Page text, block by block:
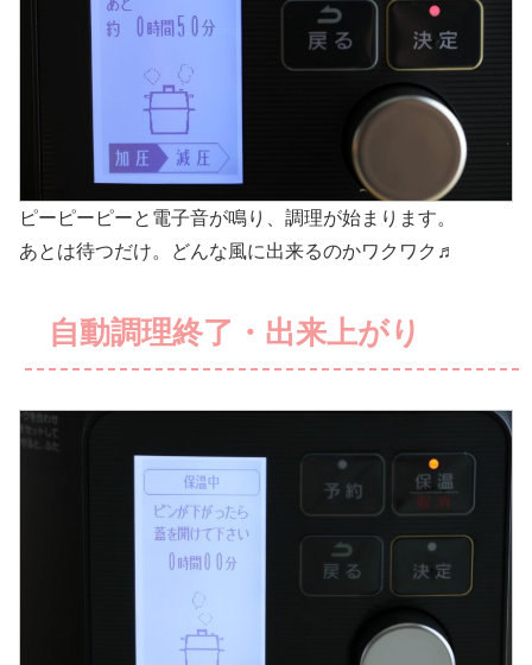
ピーピーピーと電子音が鳴り、調理が始まります。
あとは待つだけ。どんな風に出来るのかワクワク♬
自動調理終了・出来上がり